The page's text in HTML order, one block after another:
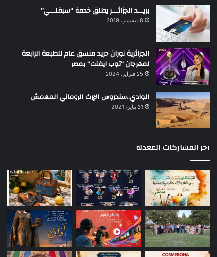
بريـــد الجزائـــر يطلق خدمة “سبقلـــي”
8 ديسمبر، 2019
الجزائرية نوران حريد منسق عام للطبعة الرابعة
لمهرجان “توب ايفنت” بمصر
25 فبراير، 2024
الوادي..سندروس الإرث الروماني المهمش
21 يناير، 2021
آخر المشاركات المعدلة